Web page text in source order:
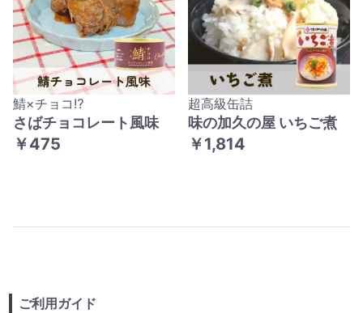
鯖×チョコ⁉
さばチョコレート風味
￥475
超高級缶詰
味の加久の屋 いちご煮
￥1,814
ご利用ガイド